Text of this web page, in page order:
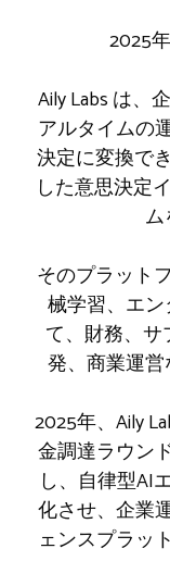
2025
Aily Labs は、
アルタイムの
決定に変換で
した意思決定
そのプラット
械学習、エ
て、財務、
発、商業運営
2025年、Aily
金調達ラウン
し、自律型AI
化させ、企業
ェンスプラッ